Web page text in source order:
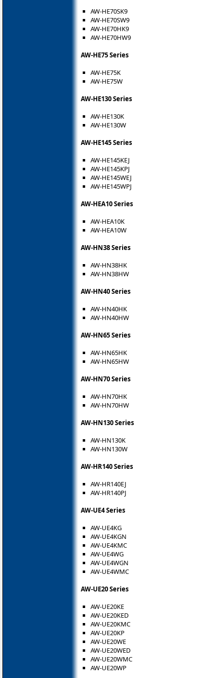
AW-HE70SK9
AW-HE70SW9
AW-HE70HK9
AW-HE70HW9
AW-HE75 Series
AW-HE75K
AW-HE75W
AW-HE130 Series
AW-HE130K
AW-HE130W
AW-HE145 Series
AW-HE145KEJ
AW-HE145KPJ
AW-HE145WEJ
AW-HE145WPJ
AW-HEA10 Series
AW-HEA10K
AW-HEA10W
AW-HN38 Series
AW-HN38HK
AW-HN38HW
AW-HN40 Series
AW-HN40HK
AW-HN40HW
AW-HN65 Series
AW-HN65HK
AW-HN65HW
AW-HN70 Series
AW-HN70HK
AW-HN70HW
AW-HN130 Series
AW-HN130K
AW-HN130W
AW-HR140 Series
AW-HR140EJ
AW-HR140PJ
AW-UE4 Series
AW-UE4KG
AW-UE4KGN
AW-UE4KMC
AW-UE4WG
AW-UE4WGN
AW-UE4WMC
AW-UE20 Series
AW-UE20KE
AW-UE20KED
AW-UE20KMC
AW-UE20KP
AW-UE20WE
AW-UE20WED
AW-UE20WMC
AW-UE20WP